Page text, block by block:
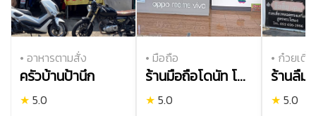
• อาหารตามสั่ง
ครัวบ้านป้านึก
★ 5.0
• มือถือ
ร้านมือถือโดนัท โมบายโฟน สาขา2
★ 5.0
• ก๋วยเตี๋
★ 5.0